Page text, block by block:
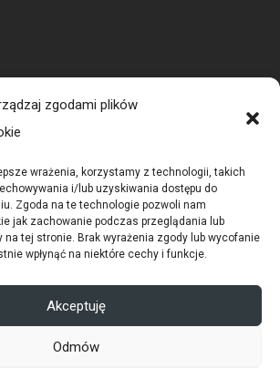
zgodami plików
wrażenia, korzystamy z technologii, takich
i/lub uzyskiwania dostępu do
Zgoda na te technologie pozwoli nam
jak zachowanie podczas przeglądania lub
na tej stronie. Brak wyrażenia zgody lub wycofanie
wpłynąć na niektóre cechy i funkcje.
Akceptuję
Odmów